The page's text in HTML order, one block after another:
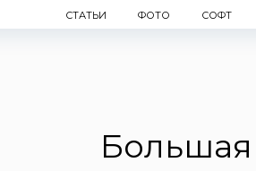
СТАТЬИ ФОТО СОФТ